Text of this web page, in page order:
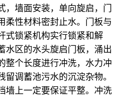
，墙面安装，单向旋启，门
柔性材料密封止水。门板与
式锁紧机构实行锁紧和解
水区的水头旋启门板，涌出
整个长度进行冲洗，水力冲
留调蓄池污水的沉淀杂物。
墙上一定要保证平整。冲洗